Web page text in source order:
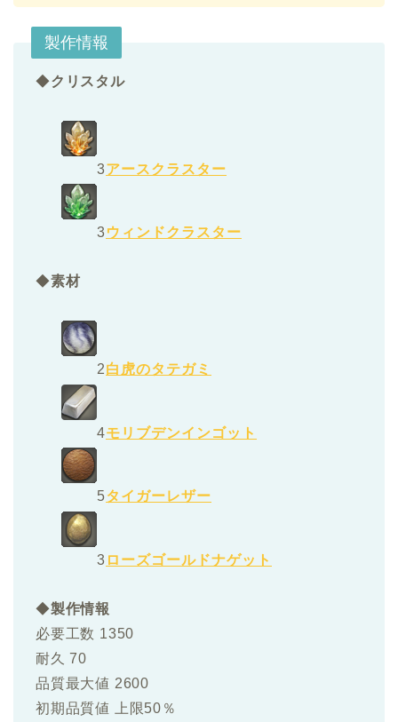
製作情報
◆クリスタル
3アースクラスター
3ウィンドクラスター
◆素材
2白虎のタテガミ
4モリブデンインゴット
5タイガーレザー
3 ローズゴールドナゲット
◆製作情報
必要工数 1350
耐久 70
品質最大値 2600
初期品質値 上限50％